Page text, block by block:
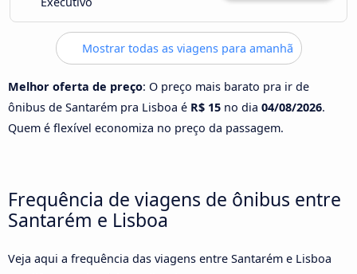
Mostrar todas as viagens para amanhã
Melhor oferta de preço: O preço mais barato pra ir de
ônibus de Santarém pra Lisboa é R$ 15 no dia 04/08/2026.
Quem é flexível economiza no preço da passagem.
Frequência de viagens de ônibus entre
Santarém e Lisboa
Veja aqui a frequência das viagens entre Santarém e Lisboa